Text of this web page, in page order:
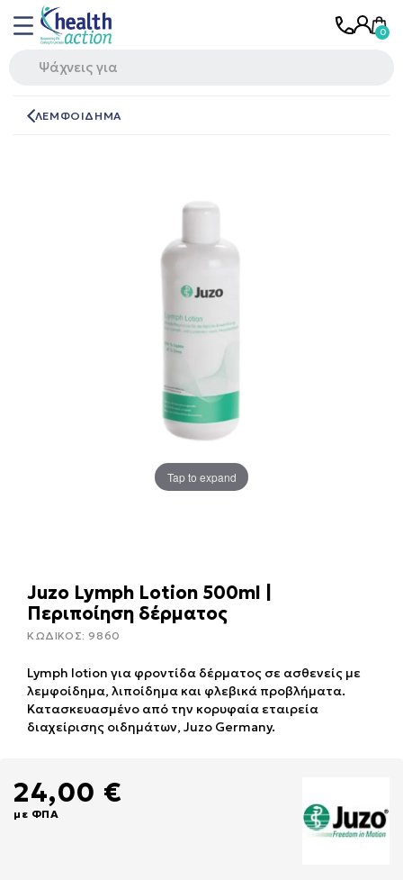
ΛΕΜΦΟΙΔΗΜΑ
Tap to expand
Juzo Lymph Lotion 500ml |
Περιποίηση δέρματος
ΚΩΔΙΚΟΣ:9860
Lymph lotion για φροντίδα δέρματος σε ασθενείς με
λεμφοίδημα, λιποίδημα και φλεβικά προβλήματα.
Κατασκευασμένο από την κορυφαία εταιρεία
διαχείρισης οιδημάτων, Juzo Germany.
24,00 €
με ΦΠΑ